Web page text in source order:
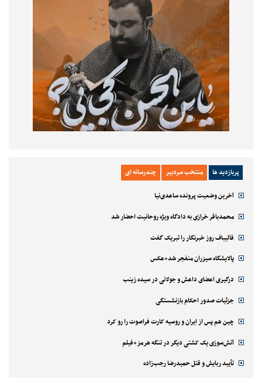
پربازدید ها منتخب سردبیر چندرسانه ای
آخرین وضعیت پرونده ساعدی‌نیا
محمدباقر خرازی به دادگاه ویژه روحانیت احضار شد
قالیباف روز خبرنگار را تبریک گفت
پالایشگاه سیزران منفجر شد+عکس
درگیری اعضای داعش و جولانی در سیده زینب
جزئیات صدور احکام بازنشستگی
چین هم پس از ایران و روسیه کارت فراصوت را رو کرد
آتش‌سوزی یک کشتی دیگر در تنگه هرمز+فیلم
تأیید ربایش و قتل حمیدرضا رجب‌زاده